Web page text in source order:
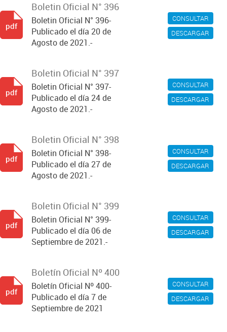
CONSULTAR
DESCARGAR
Boletin Oficial N° 396
Boletin Oficial N° 396-
Publicado el día 20 de
Agosto de 2021.-
pdf
CONSULTAR
DESCARGAR
Boletin Oficial N° 397
Boletin Oficial N° 397-
Publicado el día 24 de
Agosto de 2021.-
pdf
CONSULTAR
DESCARGAR
Boletin Oficial N° 398
Boletin Oficial N° 398-
Publicado el día 27 de
Agosto de 2021.-
pdf
CONSULTAR
DESCARGAR
Boletin Oficial N° 399
Boletin Oficial N° 399-
Publicado el día 06 de
Septiembre de 2021.-
pdf
CONSULTAR
DESCARGAR
Boletín Oficial Nº 400
Boletín Oficial Nº 400-
Publicado el día 7 de
Septiembre de 2021
pdf